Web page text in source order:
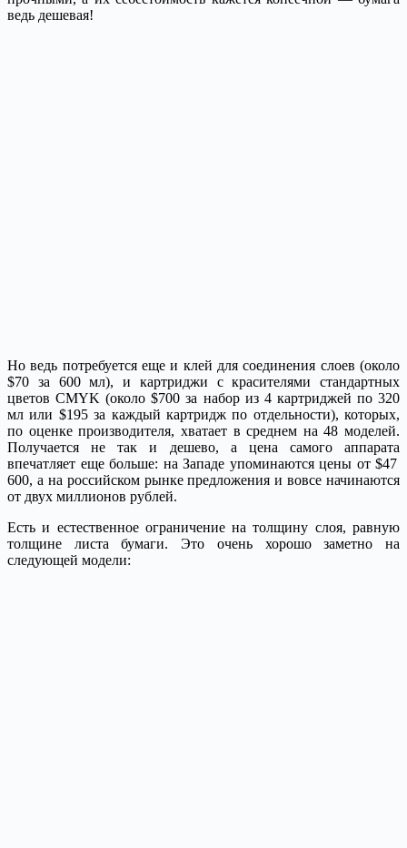
ведь дешевая!
Но ведь потребуется еще и клей для соединения слоев (около
$70 за 600 мл), и картриджи с красителями стандартных
цветов CMYK (около $700 за набор из 4 картриджей по 320
мл или $195 за каждый картридж по отдельности), которых,
по оценке производителя, хватает в среднем на 48 моделей.
Получается не так и дешево, а цена самого аппарата
впечатляет еще больше: на Западе упоминаются цены от $47
600, а на российском рынке предложения и вовсе начинаются
от двух миллионов рублей.
Есть и естественное ограничение на толщину слоя, равную
толщине листа бумаги. Это очень хорошо заметно на
следующей модели: